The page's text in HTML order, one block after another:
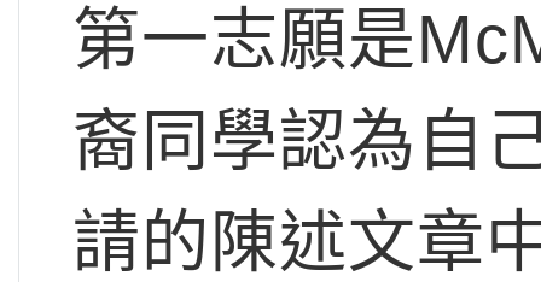
第一志願是
裔同學認為自
請的陳述文章